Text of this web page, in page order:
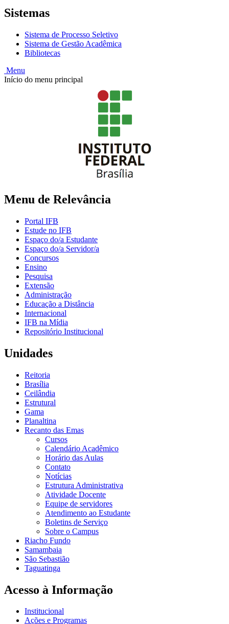
Sistemas
Sistema de Processo Seletivo
Sistema de Gestão Acadêmica
Bibliotecas
Menu
Início do menu principal
Menu de Relevância
Portal IFB
Estude no IFB
Espaço do/a Estudante
Espaço do/a Servidor/a
Concursos
Ensino
Pesquisa
Extensão
Administração
Educação a Distância
Internacional
IFB na Mídia
Repositório Institucional
Unidades
Reitoria
Brasília
Ceilândia
Estrutural
Gama
Planaltina
Recanto das Emas
Cursos
Calendário Acadêmico
Horário das Aulas
Contato
Notícias
Estrutura Administrativa
Atividade Docente
Equipe de servidores
Atendimento ao Estudante
Boletins de Serviço
Sobre o Campus
Riacho Fundo
Samambaia
São Sebastião
Taguatinga
Acesso à Informação
Institucional
Ações e Programas